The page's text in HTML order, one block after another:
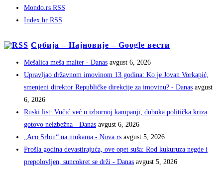
Mondo.rs RSS
Index.hr RSS
Србија – Најновије – Google вести
Mešalica meša malter - Danas avgust 6, 2026
Upravljao državnom imovinom 13 godina: Ko je Jovan Vorkapić,
smenjeni direktor Republičke direkcije za imovinu? - Danas avgust
6, 2026
Ruski list: Vučić već u izbornoj kampanji, duboka politička kriza
gotovo neizbežna - Danas avgust 6, 2026
„Aco Srbin“ na mukama - Nova.rs avgust 5, 2026
Prošla godina devastirajuća, ove opet suša: Rod kukuruza negde i
prepolovljen, suncokret se drži - Danas avgust 5, 2026